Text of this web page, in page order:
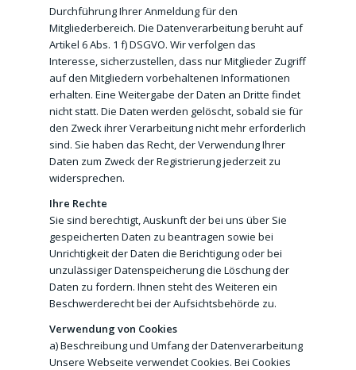
Durchführung Ihrer Anmeldung für den
Mitgliederbereich. Die Datenverarbeitung beruht auf
Artikel 6 Abs. 1 f) DSGVO. Wir verfolgen das
Interesse, sicherzustellen, dass nur Mitglieder Zugriff
auf den Mitgliedern vorbehaltenen Informationen
erhalten. Eine Weitergabe der Daten an Dritte findet
nicht statt. Die Daten werden gelöscht, sobald sie für
den Zweck ihrer Verarbeitung nicht mehr erforderlich
sind. Sie haben das Recht, der Verwendung Ihrer
Daten zum Zweck der Registrierung jederzeit zu
widersprechen.
Ihre Rechte
Sie sind berechtigt, Auskunft der bei uns über Sie
gespeicherten Daten zu beantragen sowie bei
Unrichtigkeit der Daten die Berichtigung oder bei
unzulässiger Datenspeicherung die Löschung der
Daten zu fordern. Ihnen steht des Weiteren ein
Beschwerderecht bei der Aufsichtsbehörde zu.
Verwendung von Cookies
a) Beschreibung und Umfang der Datenverarbeitung
Unsere Webseite verwendet Cookies. Bei Cookies